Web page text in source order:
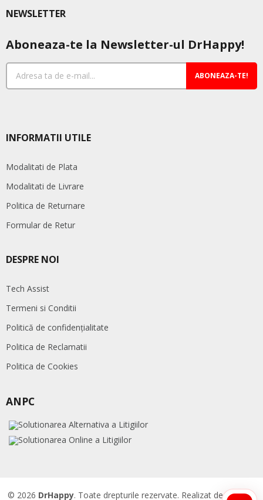
în
NEWSLETTER
Aboneaza-te la Newsletter-ul DrHappy!
ABONEAZA-TE!
INFORMATII UTILE
Modalitati de Plata
Modalitati de Livrare
Politica de Returnare
Formular de Retur
DESPRE NOI
Tech Assist
Termeni si Conditii
Politică de confidențialitate
Politica de Reclamatii
Politica de Cookies
ANPC
© 2026 DrHappy. Toate drepturile rezervate. Realizat deAccent